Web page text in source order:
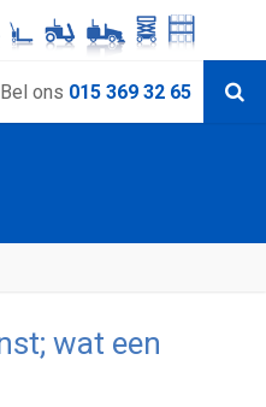
Bel ons 015 369 32 65
wat een